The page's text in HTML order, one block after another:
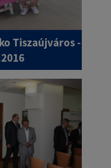
Tiszaújváros -